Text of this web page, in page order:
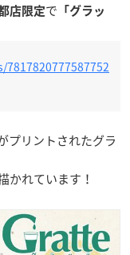
店限定で 「グラッ
プリントされたグラ
かれています！